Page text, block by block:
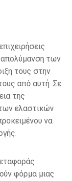
των
τους στην
από αυτή. Σε
της
ελαστικών
να
φόρμα μιας